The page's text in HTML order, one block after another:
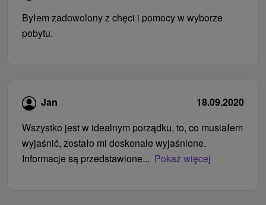
Byłem zadowolony z chęci i pomocy w wyborze
pobytu.
Jan
18.09.2020
Wszystko jest w idealnym porządku, to, co musiałem
wyjaśnić, zostało mi doskonale wyjaśnione.
Informacje są przedstawione... Pokaż więcej